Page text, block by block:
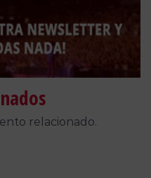
relacionado.